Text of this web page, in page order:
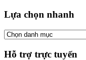
Lựa chọn nhanh
Hỗ trợ trực tuyến